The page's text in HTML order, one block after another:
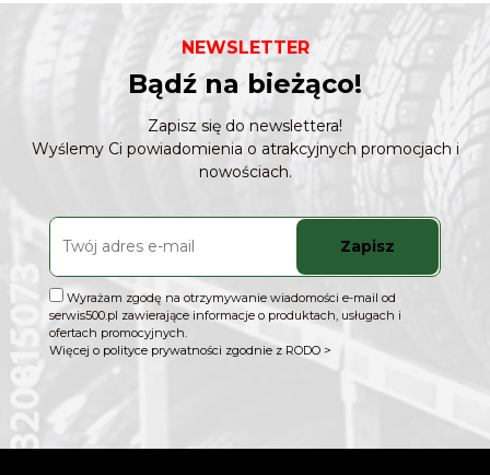
NEWSLETTER
Bądź na bieżąco!
Zapisz się do newslettera!
Wyślemy Ci powiadomienia o atrakcyjnych promocjach i
nowościach.
Zapisz
Wyrażam zgodę na otrzymywanie wiadomości e-mail od
serwis500.pl zawierające informacje o produktach, usługach i
ofertach promocyjnych.
Więcej o polityce prywatności zgodnie z RODO >